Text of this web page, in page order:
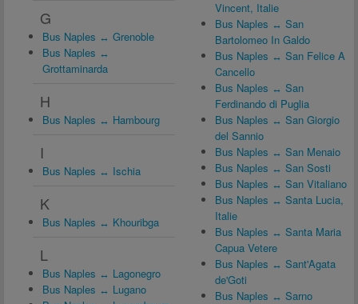
G
Bus Naples ↔ Grenoble
Bus Naples ↔
Grottaminarda
H
Bus Naples ↔ Hambourg
I
Bus Naples ↔ Ischia
K
Bus Naples ↔ Khouribga
L
Bus Naples ↔ Lagonegro
Bus Naples ↔ Lugano
Vincent, Italie
Bus Naples ↔ San
Bartolomeo In Galdo
Bus Naples ↔ San Felice A
Cancello
Bus Naples ↔ San
Ferdinando di Puglia
Bus Naples ↔ San Giorgio
del Sannio
Bus Naples ↔ San Menaio
Bus Naples ↔ San Sosti
Bus Naples ↔ San Vitaliano
Bus Naples ↔ Santa Lucia,
Italie
Bus Naples ↔ Santa Maria
Capua Vetere
Bus Naples ↔ Sant'Agata
de'Goti
Bus Naples ↔ Sarno